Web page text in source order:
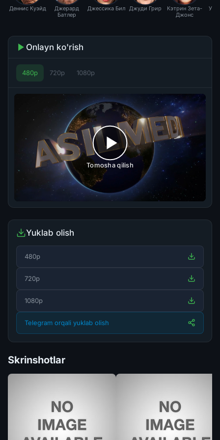
Деннис Куэйд
Джерард
Батлер
Джессика Бил Джуди Грир
Кэтрин Зета-
Джонс
Ума
Onlayn ko'rish
480p 720p 1080p
Tomosha qilish
Yuklab olish
480p
720p
1080p
Telegram orqali yuklab olish
Skrinshotlar